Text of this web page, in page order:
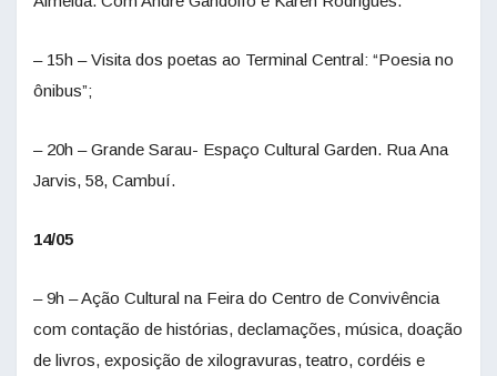
– 15h – Visita dos poetas ao Terminal Central: “Poesia no
ônibus”;
– 20h – Grande Sarau- Espaço Cultural Garden. Rua Ana
Jarvis, 58, Cambuí.
14/05
– 9h – Ação Cultural na Feira do Centro de Convivência
com contação de histórias, declamações, música, doação
de livros, exposição de xilogravuras, teatro, cordéis e